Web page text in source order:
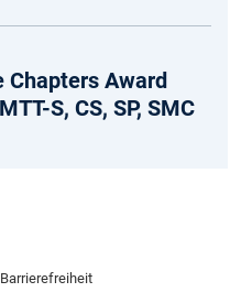
Chapters Award
S, CS, SP, SMC
Barrierefreiheit